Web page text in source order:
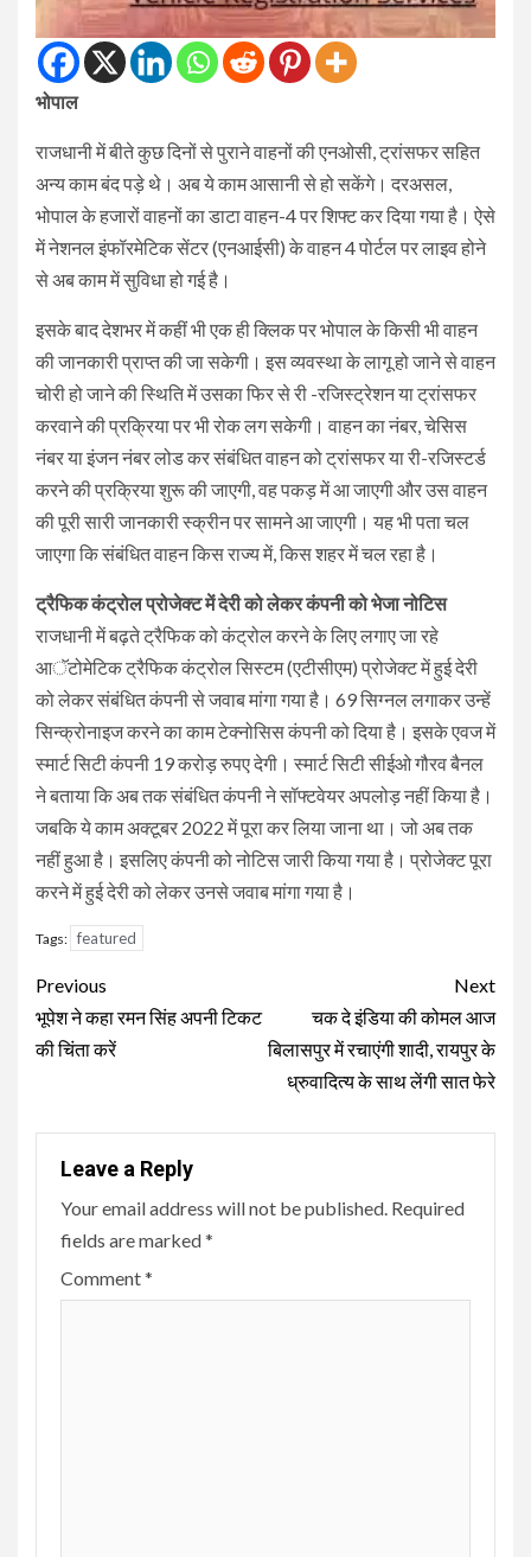
भोपाल
राजधानी में बीते कुछ दिनों से पुराने वाहनों की एनओसी, ट्रांसफर सहित
अन्य काम बंद पड़े थे। अब ये काम आसानी से हो सकेंगे। दरअसल,
भोपाल के हजारों वाहनों का डाटा वाहन-4 पर शिफ्ट कर दिया गया है। ऐसे
में नेशनल इंफॉरमेटिक सेंटर (एनआईसी) के वाहन 4 पोर्टल पर लाइव होने
से अब काम में सुविधा हो गई है।
इसके बाद देशभर में कहीं भी एक ही क्लिक पर भोपाल के किसी भी वाहन
की जानकारी प्राप्त की जा सकेगी। इस व्यवस्था के लागू हो जाने से वाहन
चोरी हो जाने की स्थिति में उसका फिर से री -रजिस्ट्रेशन या ट्रांसफर
करवाने की प्रक्रिया पर भी रोक लग सकेगी। वाहन का नंबर, चेसिस
नंबर या इंजन नंबर लोड कर संबंधित वाहन को ट्रांसफर या री-रजिस्टर्ड
करने की प्रक्रिया शुरू की जाएगी, वह पकड़ में आ जाएगी और उस वाहन
की पूरी सारी जानकारी स्क्रीन पर सामने आ जाएगी। यह भी पता चल
जाएगा कि संबंधित वाहन किस राज्य में, किस शहर में चल रहा है।
ट्रैफिक कंट्रोल प्रोजेक्ट में देरी को लेकर कंपनी को भेजा नोटिस
राजधानी में बढ़ते ट्रैफिक को कंट्रोल करने के लिए लगाए जा रहे
आॅटोमेटिक ट्रैफिक कंट्रोल सिस्टम (एटीसीएम) प्रोजेक्ट में हुई देरी
को लेकर संबंधित कंपनी से जवाब मांगा गया है। 69 सिग्नल लगाकर उन्हें
सिन्क्रोनाइज करने का काम टेक्नोसिस कंपनी को दिया है। इसके एवज में
स्मार्ट सिटी कंपनी 19 करोड़ रुपए देगी। स्मार्ट सिटी सीईओ गौरव बैनल
ने बताया कि अब तक संबंधित कंपनी ने सॉफ्टवेयर अपलोड़ नहीं किया है।
जबकि ये काम अक्टूबर 2022 में पूरा कर लिया जाना था। जो अब तक
नहीं हुआ है। इसलिए कंपनी को नोटिस जारी किया गया है। प्रोजेक्ट पूरा
करने में हुई देरी को लेकर उनसे जवाब मांगा गया है।
Tags: featured
Continue
Reading
Previous
भूपेश ने कहा रमन सिंह अपनी टिकट
की चिंता करें
Next
चक दे इंडिया की कोमल आज
बिलासपुर में रचाएंगी शादी, रायपुर के
ध्रुवादित्य के साथ लेंगी सात फेरे
Leave a Reply
Your email address will not be published. Required
fields are marked*
Comment*